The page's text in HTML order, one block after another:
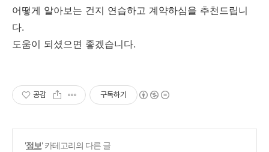
어떻게 알아보는 건지 연습하고 계약하심을 추천드립니
다.
도움이 되셨으면 좋겠습니다.
공감 구독하기
'정보' 카테고리의 다른 글